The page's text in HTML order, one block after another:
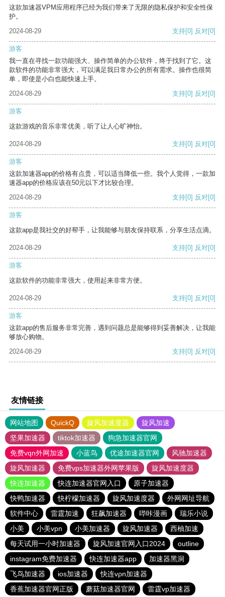
这款加速器VPM应用程序已经为我们带来了无限的隐私保护和安全性保
护。
2024-08-29
支持[0] 反对[0]
游客
我一直在寻找一款功能强大、操作简单的办公软件，终于找到了它。这
款软件的功能非常强大，可以满足我日常办公的所有需求。操作也很简
单，即使是小白也能快速上手。
2024-08-29
支持[0] 反对[0]
游客
这款游戏的音乐非常优美，听了让人心旷神怡。
2024-08-29 支持[0] 反对[0]
游客
这款加速器app的价格有点贵，可以适当降低一些。我个人觉得，一款加
速器app的价格应该在50元以下才比较合理。
2024-08-29
支持[0] 反对[0]
游客
这款app是我社交的好帮手，让我能够与朋友保持联系，分享生活点滴。
2024-08-29 支持[0] 反对[0]
游客
这款软件的功能非常强大，使用起来非常方便。
2024-08-29 支持[0] 反对[0]
游客
这款app的售后服务非常完善，遇到问题总是能够得到妥善解决，让我能
够放心购物。
2024-08-29
支持[0] 反对[0]
友情链接
网站地图 QuickQ 旋风加速度器
旋风加速
坚果加速器
tiktok加速器
狗急加速器官网
免费vqn外网加速
小蓝鸟 优途加速器官网
风驰加速器
旋风加速器
免费vps加速器外网苹果版
旋风加速度器
快连加速器
快连加速器官网入口
原子加速器
快鸭加速器
快柠檬加速器 旋风加速度器
外网网址导航
软件中心
雷霆加速 狂飙加速器 哔咔漫画
瑞乐小说
小美
小美vpn 小美加速器 旋风加速器
西柚加速
每天试用一小时加速器
旋风加速官网入口2024
outline
instagram免费加速器
快连加速器app
加速器黑洞
飞鸟加速器
ios加速器
快连vρn加速器
香蕉加速器官网正版
蘑菇加速器官网 雷霆vp加速器